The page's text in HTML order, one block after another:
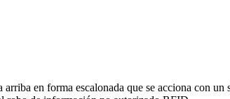
en forma escalonada que se acciona con